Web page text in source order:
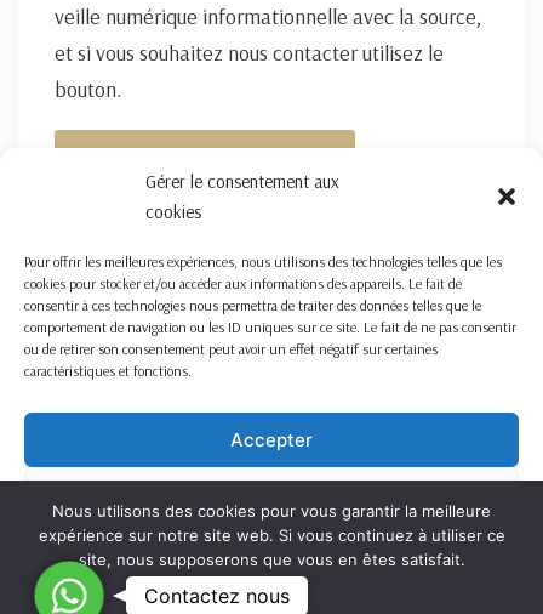
Gérer le consentement aux
cookies
Pour offrir les meilleures expériences, nous utilisons des technologies telles que les
cookies pour stocker et/ou accéder aux informations des appareils. Le fait de
consentir à ces technologies nous permettra de traiter des données telles que le
comportement de navigation ou les ID uniques sur ce site. Le fait de ne pas consentir
ou de retirer son consentement peut avoir un effet négatif sur certaines
caractéristiques et fonctions.
Accepter
Voir les préférences
veille numérique informationnelle avec la source,
et si vous souhaitez nous contacter utilisez le
bouton.
Nous utilisons des cookies pour vous garantir la meilleure
expérience sur notre site web. Si vous continuez à utiliser ce
site, nous supposerons que vous en êtes satisfait.
OK
C Contactez nous